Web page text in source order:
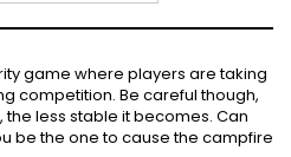
game where players are taking
competition. Be careful though,
less stable it becomes. Can
be the one to cause the campfire